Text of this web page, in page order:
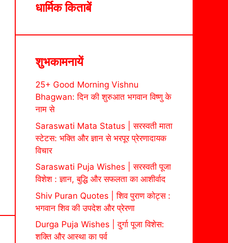
धार्मिक किताबें
शुभकामनायें
25+ Good Morning Vishnu
Bhagwan: दिन की शुरुआत भगवान विष्णु के
नाम से
Saraswati Mata Status | सरस्वती माता
स्टेटस: भक्ति और ज्ञान से भरपूर प्रेरणादायक
विचार
Saraswati Puja Wishes | सरस्वती पूजा
विशेश : ज्ञान, बुद्धि और सफलता का आशीर्वाद
Shiv Puran Quotes | शिव पुराण कोट्स :
भगवान शिव की उपदेश और प्रेरणा
Durga Puja Wishes | दुर्गा पूजा विशेस:
शक्ति और आस्था का पर्व